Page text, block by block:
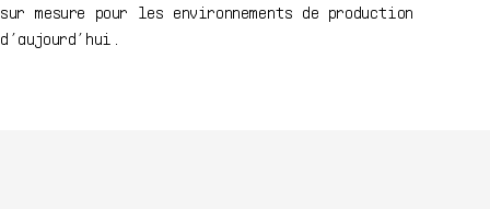
sur mesure pour les environnements de production
d’aujourd’hui.